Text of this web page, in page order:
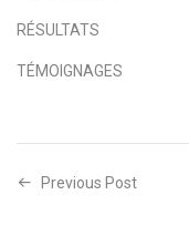
RÉSULTATS
TÉMOIGNAGES
Previous Post